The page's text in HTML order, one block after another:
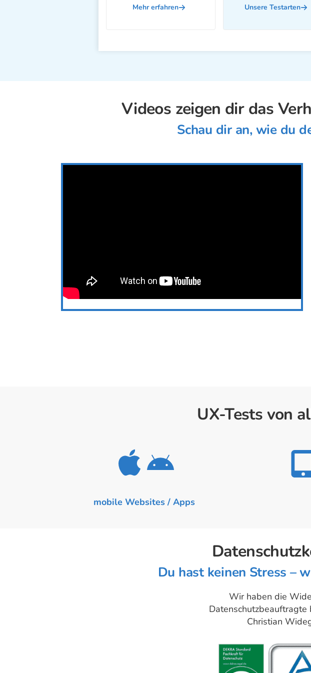
Mehr erfahren Unsere Testarten
Videos zeigen dir das
Schau dir an, wie du
UX-Tests von
mobile Websites / Apps
Du hast keinen Stress –
Wir haben die
Christian